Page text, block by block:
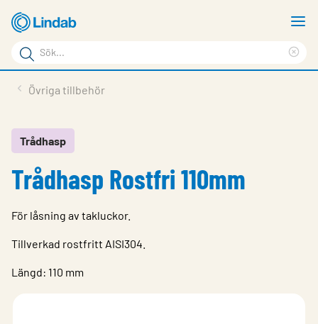
Hoppa
till
huvudinnehållet
Sökord
Sök
på
Service & Support
Hållbarhet
Övriga tillbehör
Trådhasp
Trådhasp Rostfri 110mm
För låsning av takluckor.
Tillverkad rostfritt AISI304.
Längd: 110 mm